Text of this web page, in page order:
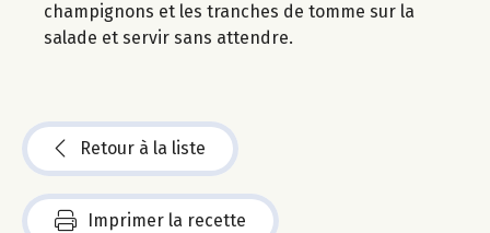
champignons et les tranches de tomme sur la
salade et servir sans attendre.
Retour à la liste
Imprimer la recette